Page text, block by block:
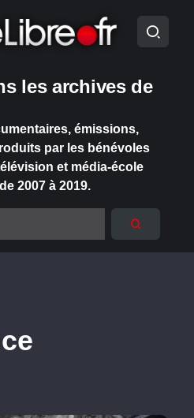
les archives de
émissions,
par les bénévoles
et média-école
2007 à 2019.